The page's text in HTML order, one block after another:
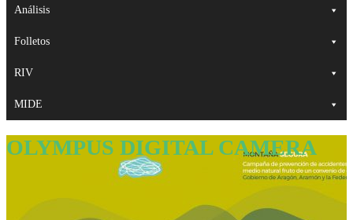
Análisis
Folletos
RIV
MIDE
OLYMPUS DIGITAL CAMERA